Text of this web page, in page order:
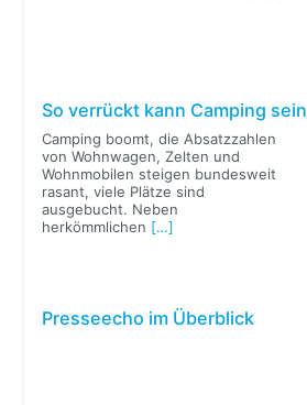
So verrückt kann Camping sein
Camping boomt, die Absatzzahlen
von Wohnwagen, Zelten und
Wohnmobilen steigen bundesweit
rasant, viele Plätze sind
ausgebucht. Neben
herkömmlichen […]
Presseecho im Überblick